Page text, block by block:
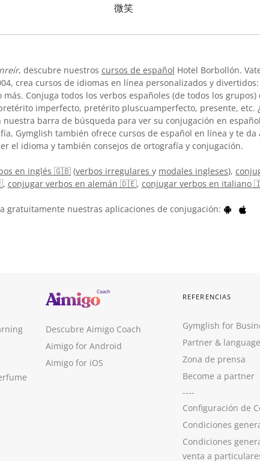
微笑
, descubre nuestros cursos de español Hotel Borbollón.
crea cursos de idiomas en línea personalizados y divertidos:
más. Conjuga todos los verbos españoles (de todos los
imperfecto, pretérito pluscuamperfecto, presente, etc.
barra de búsqueda para ver su conjugación en
Gymglish también ofrece cursos de español en línea y te da
el idioma y también consejos de ortografía y conjugación.
en inglés 🇬🇧 (verbos irregulares y modales ingleses),
, conjugar verbos en alemán 🇩🇪, conjugar verbos en italiano
gratuitamente nuestras aplicaciones de conjugación:
Descubre Aimigo Coach
Aimigo for Android
Aimigo for iOS
REFERENCIAS
Gymglish for
Partner &
Zona de prensa
Become a partner
----
Configuración de
Condiciones
Condiciones
venta a